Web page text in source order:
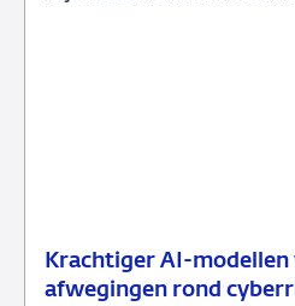
Krachtiger AI-modellen
afwegingen rond
10
Nieuwsbericht